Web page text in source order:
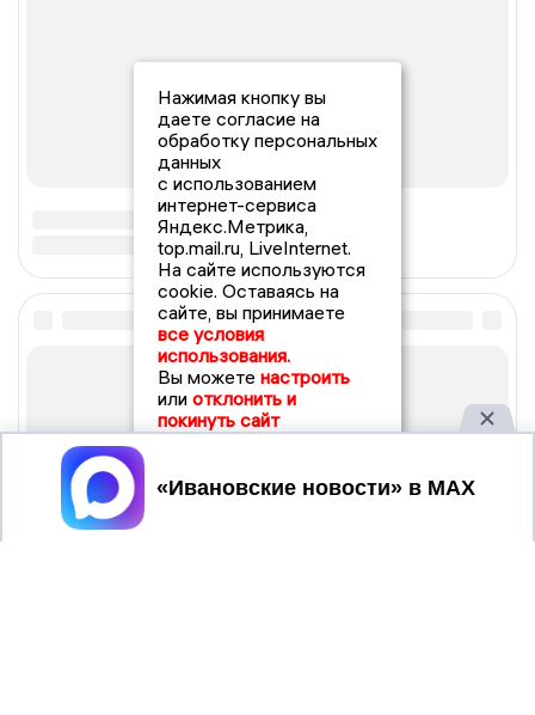
Нажимая кнопку вы
даете согласие на
обработку персональных
данных
с использованием
интернет-сервиса
Яндекс.Метрика,
top.mail.ru, LiveInternet.
На сайте используются
cookie. Оставаясь на
сайте, вы принимаете
все условия
использования.
Вы можете настроить
или отклонить и
покинуть сайт
Принять